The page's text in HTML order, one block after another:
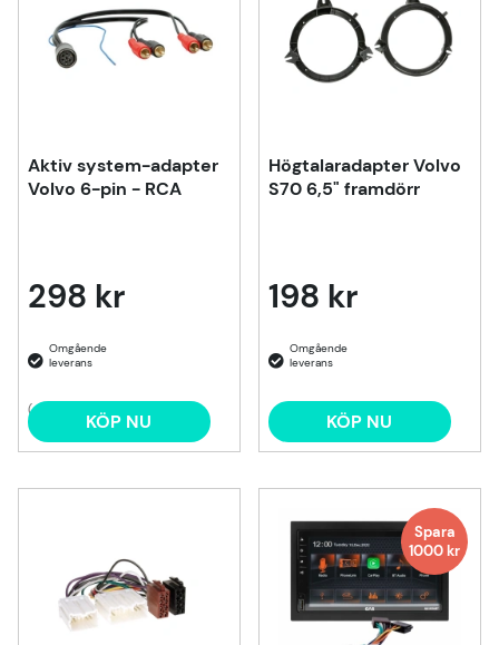
Aktiv system-adapter
Volvo 6-pin - RCA
298 kr
(4) KÖP NU
Högtalaradapter Volvo
S70 6,5" framdörr
198 kr
KÖP NU
Spara
1000kr